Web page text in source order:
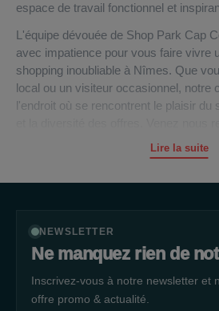
espace de travail fonctionnel et
L'équipe dévouée de Shop Park Cap
avec impatience pour vous faire vivre
shopping inoubliable à Nîmes. Que
local ou un visiteur occasionnel, notre
l'endroit où se rencontrent le plaisir du
découvrez pourquoi Shop Park Cap
en matière de shopping dans le Gard !
Lire la suite
NEWSLETTER
Ne manquez rien de
Inscrivez-vous à notre newsletter et
offre promo & actualité.